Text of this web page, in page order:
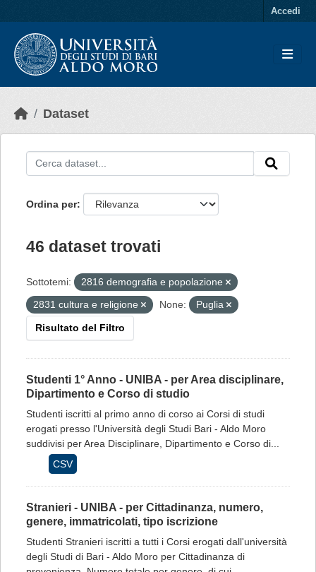
Accedi
Dataset
Ordina per
46 dataset trovati
Sottotemi:
2816 demografia e popolazione
2831 cultura e religione
None: Puglia
Risultato del Filtro
Studenti 1° Anno - UNIBA - per Area disciplinare,
Dipartimento e Corso di studio
Studenti iscritti al primo anno di corso ai Corsi di studi
erogati presso l'Università degli Studi Bari - Aldo Moro
suddivisi per Area Disciplinare, Dipartimento e Corso di...
CSV
Stranieri - UNIBA - per Cittadinanza, numero,
genere, immatricolati, tipo iscrizione
Studenti Stranieri iscritti a tutti i Corsi erogati dall'università
degli Studi di Bari - Aldo Moro per Cittadinanza di